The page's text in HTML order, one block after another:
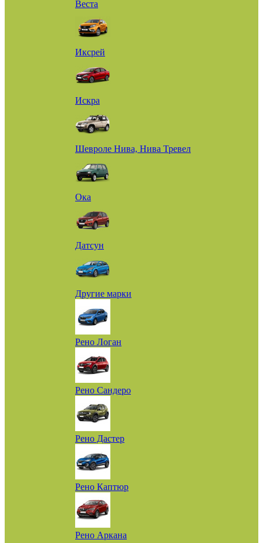
Веста
Иксрей
Искра
Шевроле Нива, Нива Тревел
Ока
Датсун
Другие марки
Рено Логан
Рено Сандеро
Рено Дастер
Рено Каптюр
Рено Аркана